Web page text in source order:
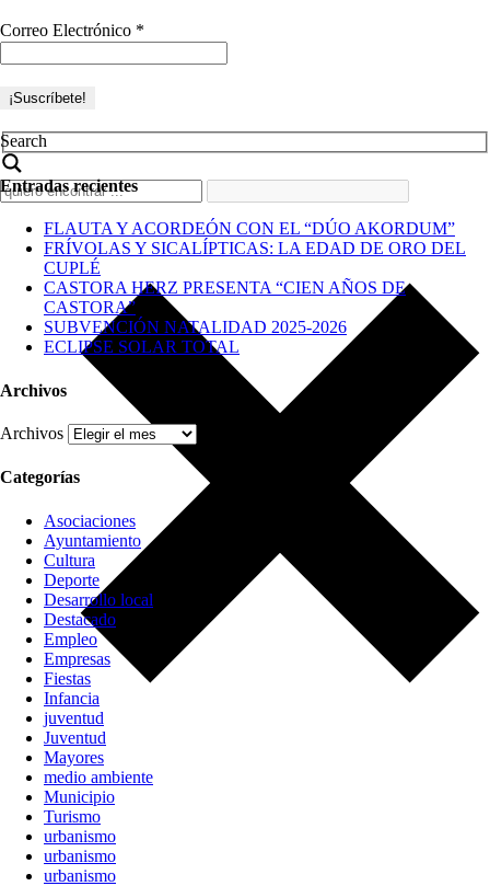
Correo Electrónico *
Search
Entradas recientes
FLAUTA Y ACORDEÓN CON EL “DÚO AKORDUM”
FRÍVOLAS Y SICALÍPTICAS: LA EDAD DE ORO DEL
CUPLÉ
CASTORA HERZ PRESENTA “CIEN AÑOS DE
CASTORA”
SUBVENCIÓN NATALIDAD 2025-2026
ECLIPSE SOLAR TOTAL
Archivos
Archivos
Categorías
Asociaciones
Ayuntamiento
Cultura
Deporte
Desarrollo local
Destacado
Empleo
Empresas
Fiestas
Infancia
juventud
Juventud
Mayores
medio ambiente
Municipio
Turismo
urbanismo
urbanismo
urbanismo